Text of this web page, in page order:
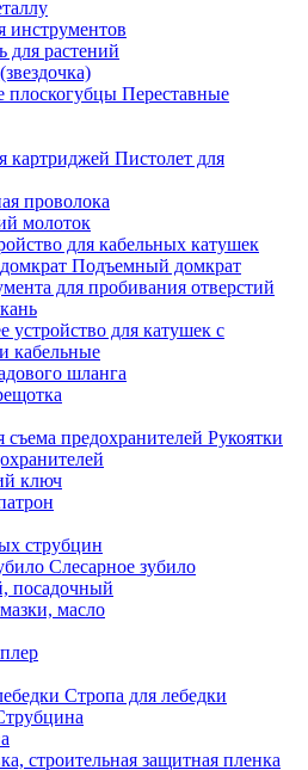
инструментов
для растений
Переставные
Пистолет для
проволока
молоток
для кабельных катушек
Подъемный домкрат
для пробивания отверстий
устройство для катушек с
кабельные
шланга
Рукоятки
ключ
струбцин
Слесарное зубило
посадочный
масло
Стропа для лебедки